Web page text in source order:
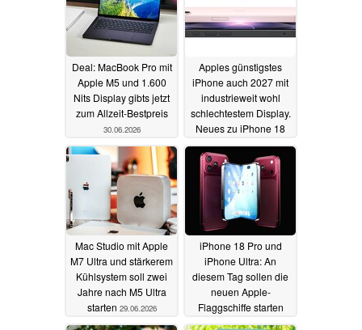
Deal: MacBook Pro mit
Apple M5 und 1.600
Nits Display gibts jetzt
zum Allzeit-Bestpreis
30.06.2026
Apples günstigstes
iPhone auch 2027 mit
industrieweit wohl
schlechtestem Display.
Neues zu iPhone 18
bis iPhone Air 2
29.06.2026
Mac Studio mit Apple
M7 Ultra und stärkerem
Kühlsystem soll zwei
Jahre nach M5 Ultra
starten 29.06.2026
iPhone 18 Pro und
iPhone Ultra: An
diesem Tag sollen die
neuen Apple-
Flaggschiffe starten
29.06.2026